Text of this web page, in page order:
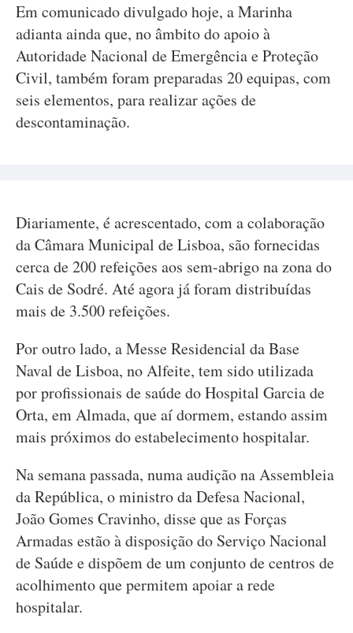
Em comunicado divulgado hoje, a Marinha
adianta ainda que, no âmbito do apoio à
Autoridade Nacional de Emergência e Proteção
Civil, também foram preparadas 20 equipas, com
seis elementos, para realizar ações de
descontaminação.
Diariamente, é acrescentado, com a colaboração
da Câmara Municipal de Lisboa, são fornecidas
cerca de 200 refeições aos sem-abrigo na zona do
Cais de Sodré. Até agora já foram distribuídas
mais de 3.500 refeições.
Por outro lado, a Messe Residencial da Base
Naval de Lisboa, no Alfeite, tem sido utilizada
por profissionais de saúde do Hospital Garcia de
Orta, em Almada, que aí dormem, estando assim
mais próximos do estabelecimento hospitalar.
Na semana passada, numa audição na Assembleia
da República, o ministro da Defesa Nacional,
João Gomes Cravinho, disse que as Forças
Armadas estão à disposição do Serviço Nacional
de Saúde e dispõem de um conjunto de centros de
acolhimento que permitem apoiar a rede
hospitalar.